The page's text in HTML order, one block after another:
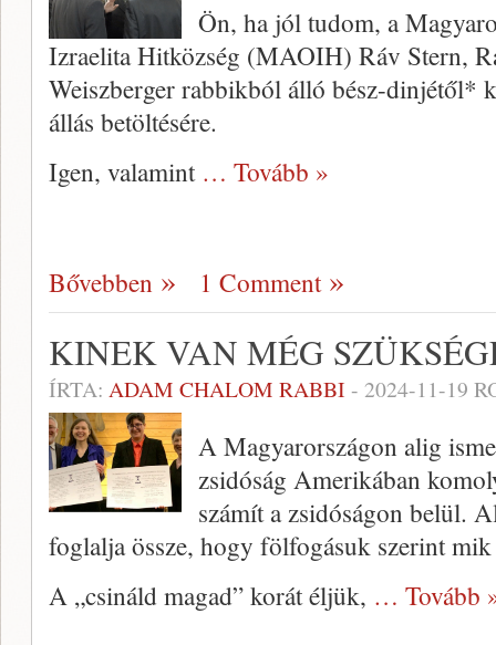
Ön, ha jól tudom, a
Izraelita Hitközség (MAOIH) Ráv Stern,
Weiszberger rabbikból álló bész-dinjétől*
állás betöltésére.
Igen, valamint … Tovább »
Bővebben 1 Comment
KINEK VAN MÉG
ÍRTA: ADAM CHALOM RABBI - 2024-11-19
A Magyarországon alig
zsidóság Amerikában
számít a zsidóságon belül.
foglalja össze, hogy fölfogásuk szerint
A „csináld magad” korát éljük, … Tovább